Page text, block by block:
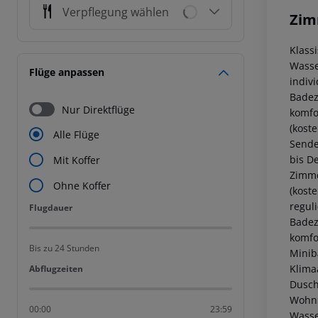
Verpflegung wählen
Flüge anpassen
Nur Direktflüge
Alle Flüge
Mit Koffer
Ohne Koffer
Flugdauer
Flugdauer
Bis zu 24 Stunden
Abflugzeiten
Abflugzeiten
00:00 23:59
bis